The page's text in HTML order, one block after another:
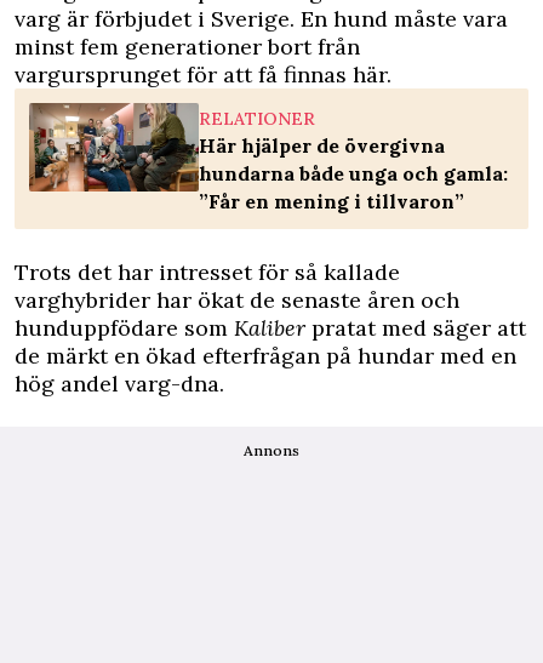
varg är förbjudet i Sverige. En hund måste vara
minst fem generationer bort från
vargursprunget för att få finnas här.
RELATIONER
Här hjälper de övergivna
hundarna både unga och gamla:
”Får en mening i tillvaron”
Trots det har intresset för så kallade
varghybrider har ökat de senaste åren och
hunduppfödare som Kaliber pratat med säger att
de märkt en ökad efterfrågan på hundar med en
hög andel varg-dna.
Annons